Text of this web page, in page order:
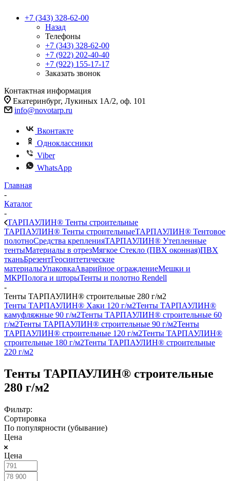
+7 (343) 328-62-00
Назад
Телефоны
+7 (343) 328-62-00
+7 (922) 202-40-40
+7 (922) 155-17-17
Заказать звонок
Контактная информация
Екатеринбург, Лукиных 1А/2, оф. 101
info@novotarp.ru
Вконтакте
Одноклассники
Viber
WhatsApp
Главная
-
Каталог
-
ТАРПАУЛИН® Тенты строительные
ТАРПАУЛИН® Тенты строительныеТАРПАУЛИН® Тентовое
полотноСредства крепленияТАРПАУЛИН® Утепленные
тентыМатериалы в отрезМягкое Стекло (ПВХ оконная)ПВХ
тканьБрезентГеосинтетические
материалыУпаковкаАварийное ограждениеМешки и
МКРПолога и шторыТенты и полотно Rendell
-
Тенты ТАРПАУЛИН® строительные 280 г/м2
Тенты ТАРПАУЛИН® Хаки 120 г/м2Тенты ТАРПАУЛИН®
камуфляжные 90 г/м2Тенты ТАРПАУЛИН® строительные 60
г/м2Тенты ТАРПАУЛИН® строительные 90 г/м2Тенты
ТАРПАУЛИН® строительные 120 г/м2Тенты ТАРПАУЛИН®
строительные 180 г/м2Тенты ТАРПАУЛИН® строительные
220 г/м2
Тенты ТАРПАУЛИН® строительные
280 г/м2
Фильтр:
Сортировка
По популярности (убывание)
Цена
Цена